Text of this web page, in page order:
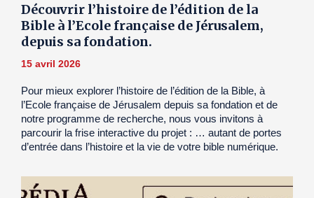
Découvrir l’histoire de l’édition de la
Bible à l’Ecole française de Jérusalem,
depuis sa fondation.
15 avril 2026
Pour mieux explorer l’histoire de l’édition de la Bible, à
l’Ecole française de Jérusalem depuis sa fondation et de
notre programme de recherche, nous vous invitons à
parcourir la frise interactive du projet : … autant de portes
d’entrée dans l’histoire et la vie de votre bible numérique.